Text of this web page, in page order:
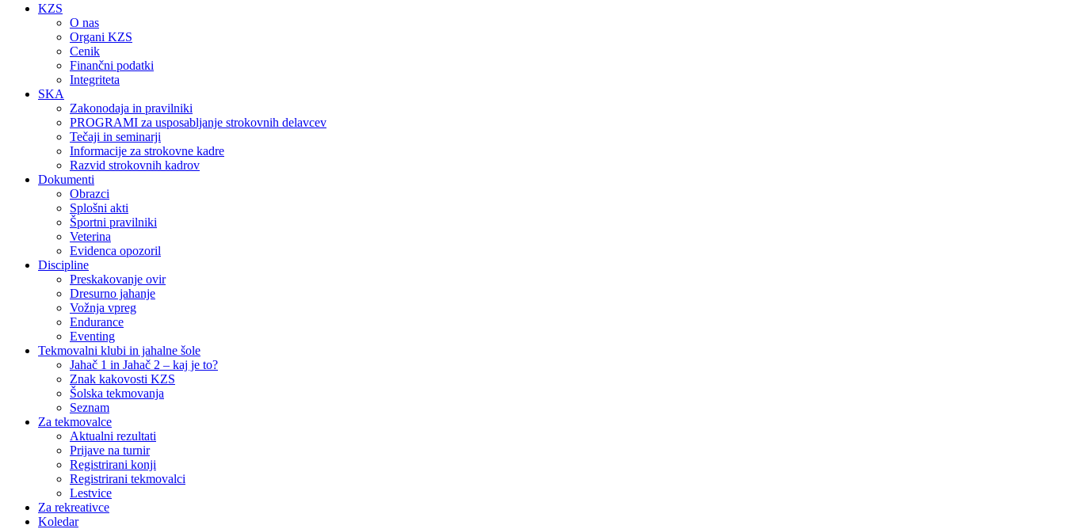
KZS
O nas
Organi KZS
Cenik
Finančni podatki
Integriteta
SKA
Zakonodaja in pravilniki
PROGRAMI za usposabljanje strokovnih delavcev
Tečaji in seminarji
Informacije za strokovne kadre
Razvid strokovnih kadrov
Dokumenti
Obrazci
Splošni akti
Športni pravilniki
Veterina
Evidenca opozoril
Discipline
Preskakovanje ovir
Dresurno jahanje
Vožnja vpreg
Endurance
Eventing
Tekmovalni klubi in jahalne šole
Jahač 1 in Jahač 2 – kaj je to?
Znak kakovosti KZS
Šolska tekmovanja
Seznam
Za tekmovalce
Aktualni rezultati
Prijave na turnir
Registrirani konji
Registrirani tekmovalci
Lestvice
Za rekreativce
Koledar